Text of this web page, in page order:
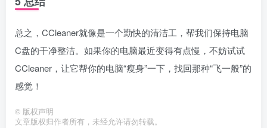
总之，CCleaner就像是一个勤快的清洁工，帮我们保持电脑
C盘的干净整洁。如果你的电脑最近变得有点慢，不妨试试
CCleaner，让它帮你的电脑“瘦身”一下，找回那种“飞一般”的
感觉！
© 版权声明
文章版权归作者所有，未经允许请勿转载。